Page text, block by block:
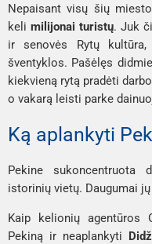
Nepaisant visų šių
keli milijonai turistų. Juk
ir senovės Rytų
šventyklos. Pašėlęs
kiekvieną rytą pradėti
o vakarą leisti parke
Ką aplankyti
Pekine sukoncentruota
istorinių vietų. Daugumai
Kaip kelionių agentūros
Pekiną ir neaplankyti